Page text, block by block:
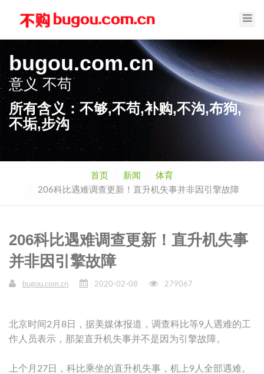
bugou.com.cn
意义 不苟
所有含义：不够,不苟,补购,不沟,布狗,
不垢,步沟
首页 新闻
体育
206科比遇难调查更新！直升机失事并非因引擎故障
206科比遇难调查更新！直升机失事
并非因引擎故障
bugou.com.cn 2020-02-08 279067
北京时间2月8日，据美媒体报道，调查科比等9人遇难的工
作人员表示，那架直升机失事并不是因为引擎故障。
上个月27日，科比乘坐的直升机失事，机上9人全部遇难。